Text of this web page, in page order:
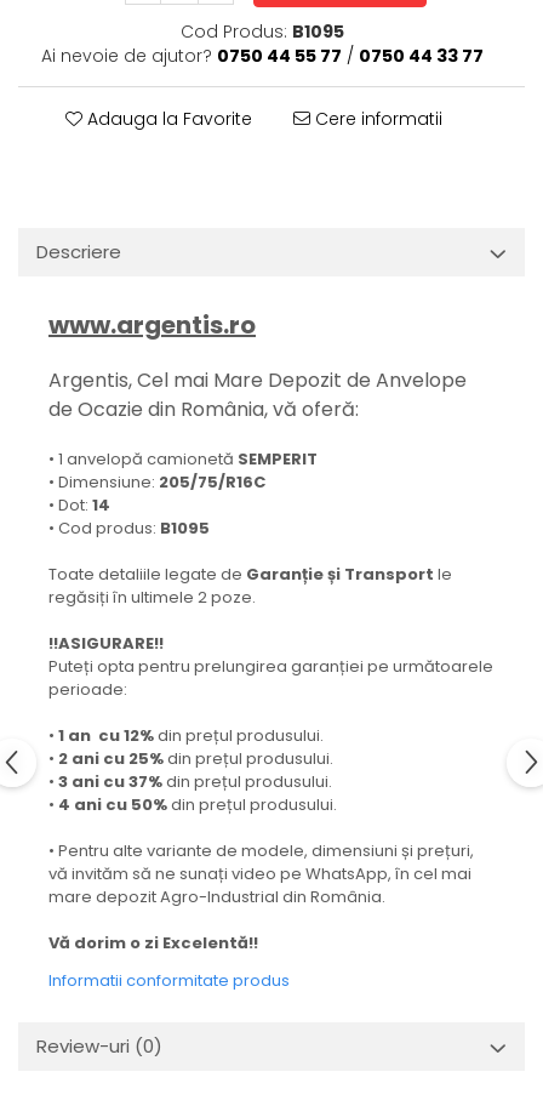
Cod Produs: B1095
Ai nevoie de ajutor? 0750 44 55 77 / 0750 44 33 77
Adauga la Favorite Cere informatii
Descriere
www.argentis.ro
Argentis, Cel mai Mare Depozit de Anvelope
de Ocazie din România, vă oferă:
• 1 anvelopă camionetă SEMPERIT
• Dimensiune: 205/75/R16C
• Dot: 14
• Cod produs: B1095
Toate detaliile legate de Garanție și Transport le
regăsiți în ultimele 2 poze.
!!ASIGURARE!!
Puteți opta pentru prelungirea garanției pe următoarele
perioade:
• 1 an cu 12%din prețul produsului.
• 2 ani cu 25%din prețul produsului.
• 3 ani cu 37%din prețul produsului.
• 4 ani cu 50%din prețul produsului.
• Pentru alte variante de modele, dimensiuni și prețuri,
vă invităm să ne sunați video pe WhatsApp, în cel mai
mare depozit Agro-Industrial din România.
Vă dorim o zi Excelentă!!
Informatii conformitate produs
Review-uri (0)